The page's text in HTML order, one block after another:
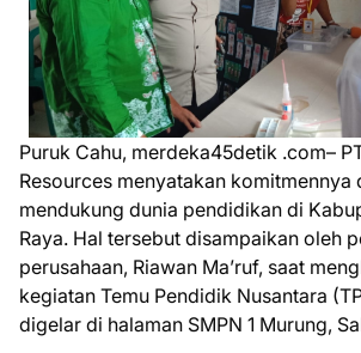
Puruk Cahu, merdeka45detik .com–
Resources menyatakan komitmennya
mendukung dunia pendidikan di
Raya. Hal tersebut disampaikan oleh
perusahaan, Riawan Ma’ruf, saat
kegiatan Temu Pendidik Nusantara
digelar di halaman SMPN 1 Murung,